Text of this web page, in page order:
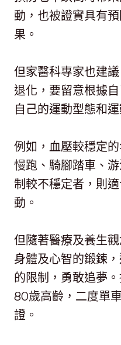
動，也被證實具有
果。
但家醫科專家也建
退化，要留意根據
自己的運動型態和運
例如，血壓較穩定
慢跑、騎腳踏車、
制較不穩定者，則
動。
但隨著醫療及養生
身體及心智的鍛鍊
的限制，勇敢追夢
80歲高齡，二度單
證。